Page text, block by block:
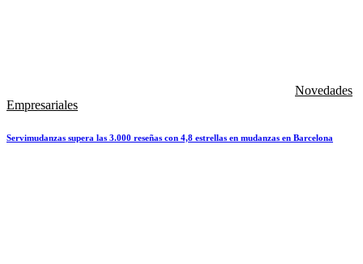
Novedades
Empresariales
Servimudanzas supera las 3.000 reseñas con 4,8 estrellas en mudanzas en Barcelona